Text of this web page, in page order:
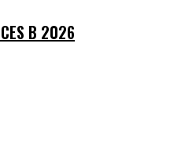
В 2026